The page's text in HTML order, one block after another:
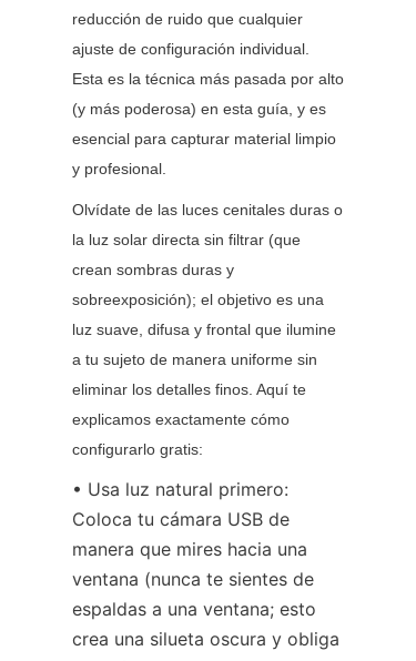
reducción de ruido que cualquier
ajuste de configuración individual.
Esta es la técnica más pasada por alto
(y más poderosa) en esta guía, y es
esencial para capturar material limpio
y profesional.
Olvídate de las luces cenitales duras o
la luz solar directa sin filtrar (que
crean sombras duras y
sobreexposición); el objetivo es una
luz suave, difusa y frontal que ilumine
a tu sujeto de manera uniforme sin
eliminar los detalles finos. Aquí te
explicamos exactamente cómo
configurarlo gratis:
• Usa luz natural primero:
Coloca tu cámara USB de
manera que mires hacia una
ventana (nunca te sientes de
espaldas a una ventana; esto
crea una silueta oscura y obliga